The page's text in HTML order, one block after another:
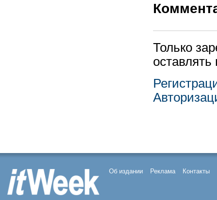
Только
Об издании Реклама Контакты